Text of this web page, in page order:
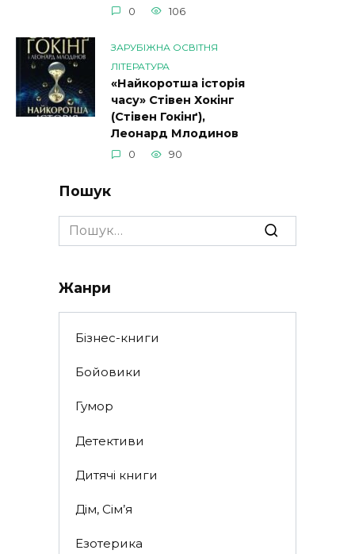
0 106
ЗАРУБІЖНА ОСВІТНЯ
ЛІТЕРАТУРА
«Найкоротша історія
часу» Стівен Хокінг
(Стівен Гокінґ),
Леонард Млодинов
0 90
Пошук
Search
for:
Жанри
Бізнес-книги
Бойовики
Гумор
Детективи
Дитячі книги
Дім, Сім’я
Езотерика